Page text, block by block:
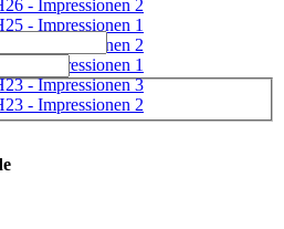
- Impressionen 2
- Impressionen 1
- Impressionen 2
- Impressionen 1
- Impressionen 3
- Impressionen 2